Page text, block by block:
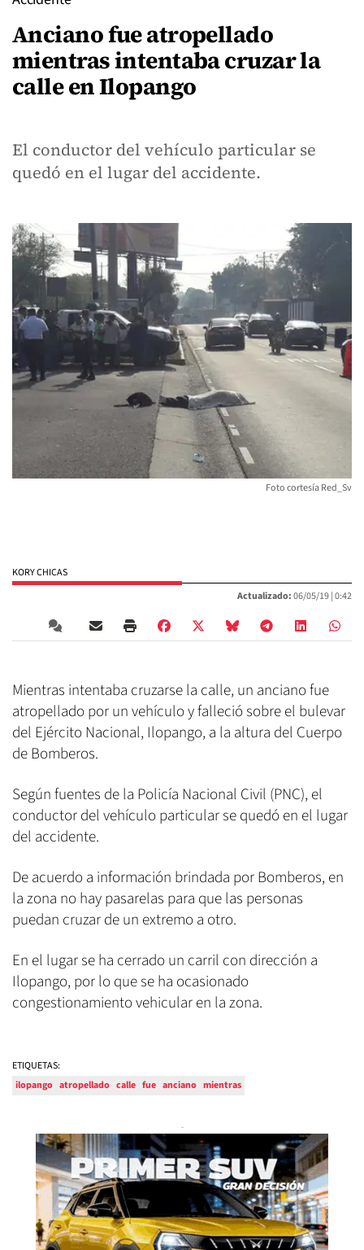
Anciano fue atropellado
mientras intentaba cruzar la
calle en Ilopango
El conductor del vehículo particular se
quedó en el lugar del accidente.
Foto cortesía Red_Sv
KORY CHICAS
Actualizado:06/05/19 |0:42
Mientras intentaba cruzarse la calle, un anciano fue
atropellado por un vehículo y falleció sobre el bulevar
del Ejército Nacional, Ilopango, a la altura del Cuerpo
de Bomberos.
Según fuentes de la Policía Nacional Civil (PNC), el
conductor del vehículo particular se quedó en el lugar
del accidente.
De acuerdo a información brindada por Bomberos, en
la zona no hay pasarelas para que las personas
puedan cruzar de un extremo a otro.
En el lugar se ha cerrado un carril con dirección a
Ilopango, por lo que se ha ocasionado
congestionamiento vehicular en la zona.
ETIQUETAS:
ilopango atropellado calle fue anciano mientras